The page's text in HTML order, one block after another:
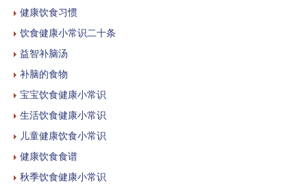
健康饮食习惯
饮食健康小常识二十条
益智补脑汤
补脑的食物
宝宝饮食健康小常识
生活饮食健康小常识
儿童健康饮食小常识
健康饮食食谱
秋季饮食健康小常识